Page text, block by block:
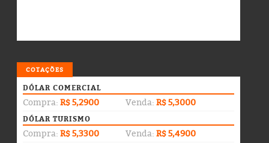
COTAÇÕES
DÓLAR COMERCIAL
Compra: R$ 5,2900 Venda: R$ 5,3000
DÓLAR TURISMO
Compra: R$ 5,3300 Venda: R$ 5,4900